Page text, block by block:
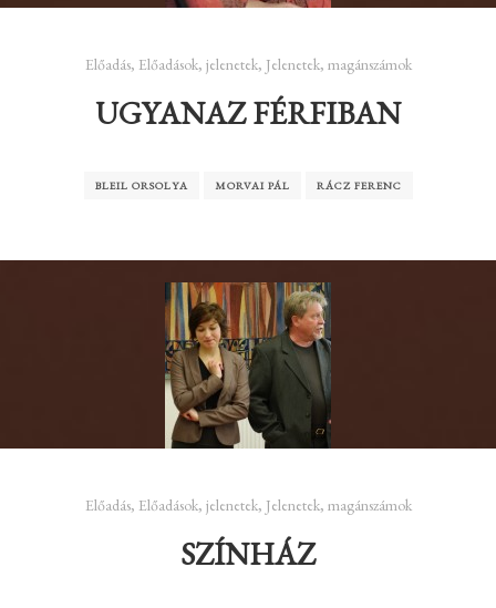
Előadás, Előadások, jelenetek, Jelenetek, magánszámok
UGYANAZ FÉRFIBAN
BLEIL ORSOLYA MORVAI PÁL RÁCZ FERENC
Előadás, Előadások, jelenetek, Jelenetek, magánszámok
SZÍNHÁZ